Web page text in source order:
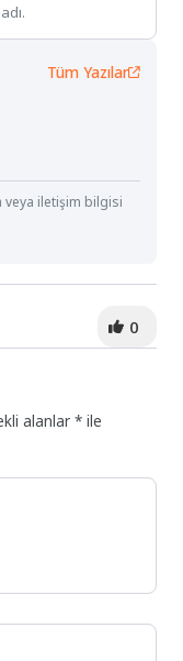
Tüm Yazılar
veya iletişim bilgisi
0
alanlar* ile